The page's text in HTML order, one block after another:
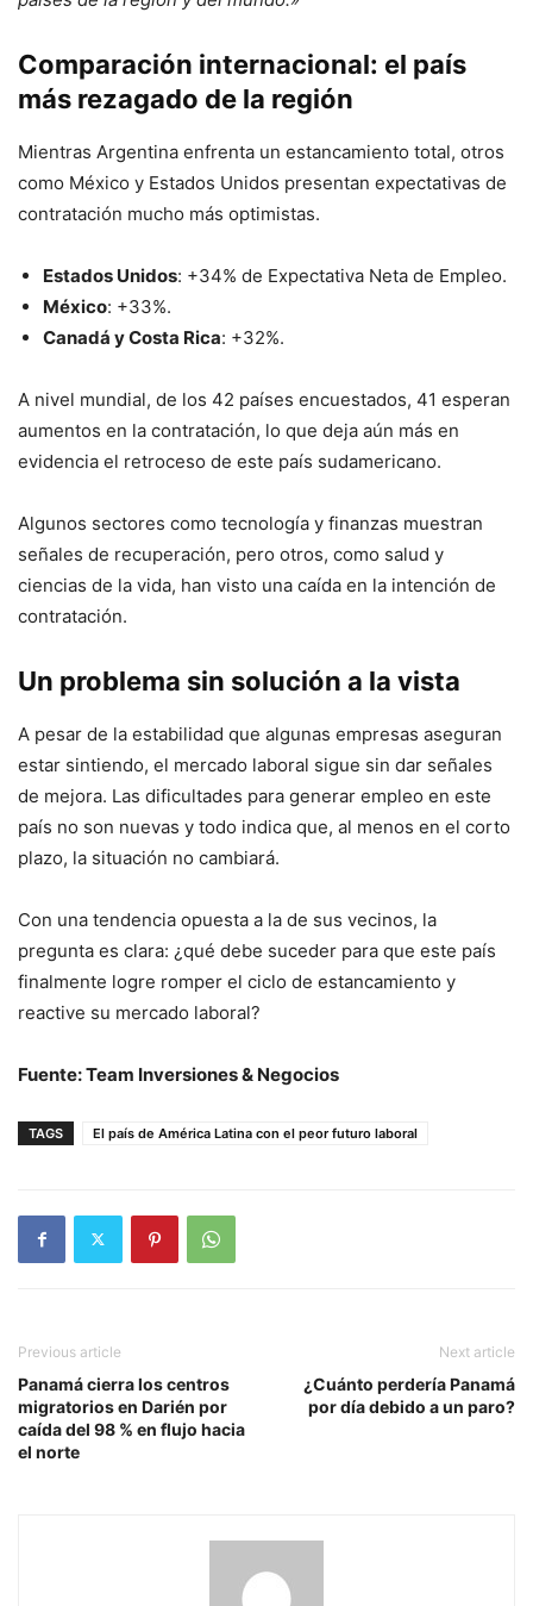
Comparación internacional: el país
más rezagado de la región
Mientras Argentina enfrenta un estancamiento total, otros
como México y Estados Unidos presentan expectativas de
contratación mucho más optimistas.
Estados Unidos: +34% de Expectativa Neta de Empleo.
México: +33%.
Canadá y Costa Rica: +32%.
A nivel mundial, de los 42 países encuestados, 41 esperan
aumentos en la contratación, lo que deja aún más en
evidencia el retroceso de este país sudamericano.
Algunos sectores como tecnología y finanzas muestran
señales de recuperación, pero otros, como salud y
ciencias de la vida, han visto una caída en la intención de
contratación.
Un problema sin solución a la vista
A pesar de la estabilidad que algunas empresas aseguran
estar sintiendo, el mercado laboral sigue sin dar señales
de mejora. Las dificultades para generar empleo en este
país no son nuevas y todo indica que, al menos en el corto
plazo, la situación no cambiará.
Con una tendencia opuesta a la de sus vecinos, la
pregunta es clara: ¿qué debe suceder para que este país
finalmente logre romper el ciclo de estancamiento y
reactive su mercado laboral?
Fuente: Team Inversiones & Negocios
TAGS El país de América Latina con el peor futuro laboral
Previous article
Panamá cierra los centros
migratorios en Darién por
caída del 98 % en flujo hacia
el norte
Next article
¿Cuánto perdería Panamá
por día debido a un paro?